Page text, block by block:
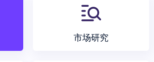
市场研究